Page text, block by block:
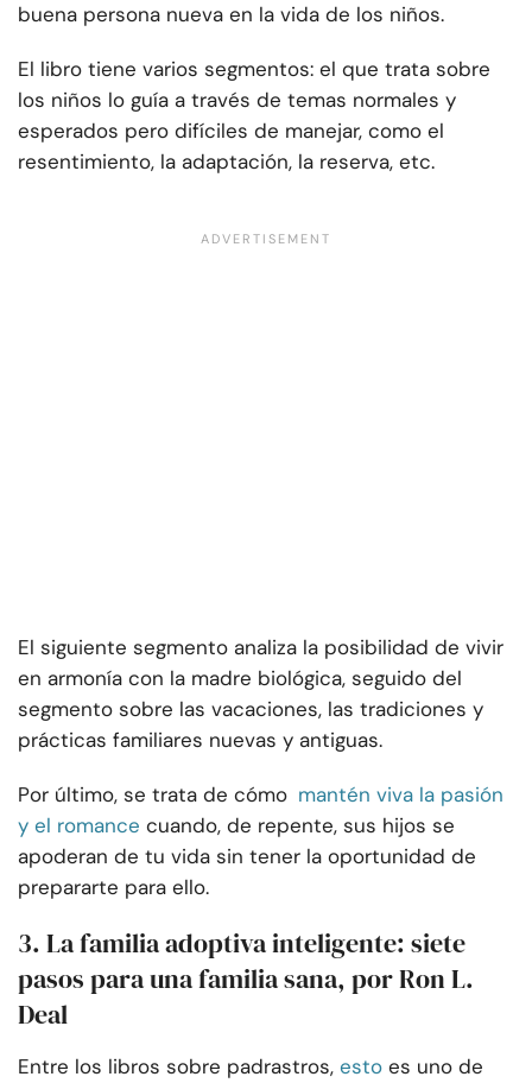
buena persona nueva en la vida de los niños.
El libro tiene varios segmentos: el que trata sobre
los niños lo guía a través de temas normales y
esperados pero difíciles de manejar, como el
resentimiento, la adaptación, la reserva, etc.
El siguiente segmento analiza la posibilidad de vivir
en armonía con la madre biológica, seguido del
segmento sobre las vacaciones, las tradiciones y
prácticas familiares nuevas y antiguas.
Por último, se trata de cómo mantén viva la pasión
y el romance cuando, de repente, sus hijos se
apoderan de tu vida sin tener la oportunidad de
prepararte para ello.
3. La familia adoptiva inteligente: siete
pasos para una familia sana, por Ron L.
Deal
Entre los libros sobre padrastros, esto es uno de